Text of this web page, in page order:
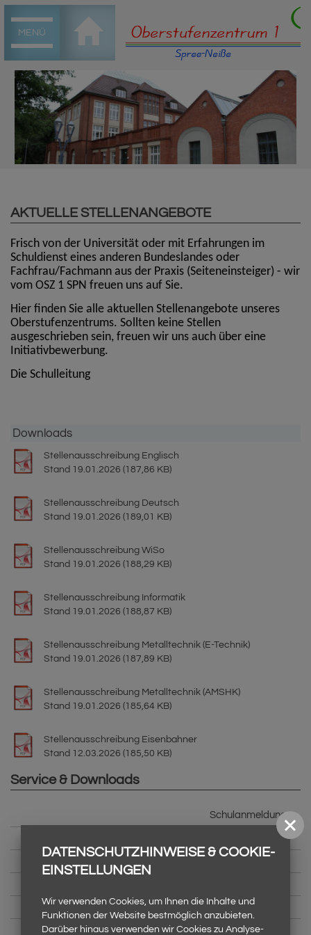
MENÜ
AKTUELLE STELLENANGEBOTE
Frisch von der Universität oder mit Erfahrungen im
Schuldienst eines anderen Bundeslandes oder
Fachfrau/Fachmann aus der Praxis (Seiteneinsteiger) - wir
vom OSZ 1 SPN freuen uns auf Sie.
Hier finden Sie alle aktuellen Stellenangebote unseres
Oberstufenzentrums. Sollten keine Stellen
ausgeschrieben sein, freuen wir uns auch über eine
Initiativbewerbung.
Die Schulleitung
Downloads
Stellenausschreibung Englisch
Stand 19.01.2026 (187,86 KB)
Stellenausschreibung Deutsch
Stand 19.01.2026 (189,01 KB)
Stellenausschreibung WiSo
Stand 19.01.2026 (188,29 KB)
Stellenausschreibung Informatik
Stand 19.01.2026 (188,87 KB)
Stellenausschreibung Metalltechnik (E-Technik)
Stand 19.01.2026 (187,89 KB)
Stellenausschreibung Metalltechnik (AMSHK)
Stand 19.01.2026 (185,64 KB)
Stellenausschreibung Eisenbahner
Stand 12.03.2026 (185,50 KB)
Service & Downloads
Schulanmeldung
Downloads
Wohnheim Forst (Lausitz)
Datenschutz
DATENSCHUTZHINWEISE & COOKIE-
EINSTELLUNGEN
Wir verwenden Cookies, um Ihnen die Inhalte und
Funktionen der Website bestmöglich anzubieten.
Darüber hinaus verwenden wir Cookies zu Analyse-